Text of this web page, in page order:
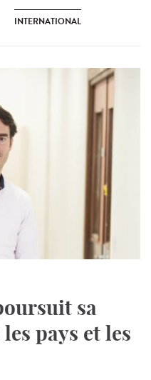
INTERNATIONAL
sa
pays et les